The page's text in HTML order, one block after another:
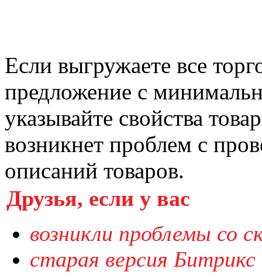
Если выгружаете все
предложение с
указывайте свойства
возникнет проблем с
описаний товаров.
Друзья, если у вас
возникли проблемы со
старая версия